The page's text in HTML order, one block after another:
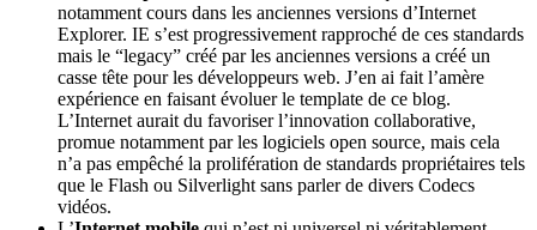
notamment cours dans les anciennes versions d’Internet
Explorer. IE s’est progressivement rapproché de ces standards
mais le “legacy” créé par les anciennes versions a créé un
casse tête pour les développeurs web. J’en ai fait l’amère
expérience en faisant évoluer le template de ce blog.
L’Internet aurait du favoriser l’innovation collaborative,
promue notamment par les logiciels open source, mais cela
n’a pas empêché la prolifération de standards propriétaires tels
que le Flash ou Silverlight sans parler de divers Codecs
vidéos.